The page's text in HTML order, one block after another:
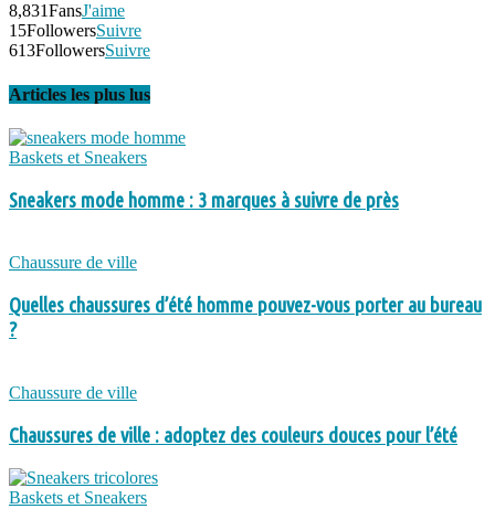
8,831FansJ'aime
15FollowersSuivre
613FollowersSuivre
Articles les plus lus
Baskets et Sneakers
Sneakers mode homme : 3 marques à suivre de près
Chaussure de ville
Quelles chaussures d’été homme pouvez-vous porter au bureau
?
Chaussure de ville
Chaussures de ville : adoptez des couleurs douces pour l’été
Baskets et Sneakers